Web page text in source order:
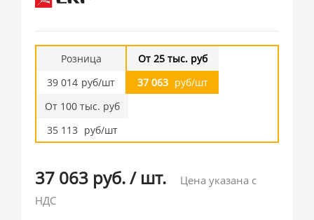
Розница
39 014 руб/шт
От 25 тыс. руб
37 063 руб/шт
От 100 тыс. руб
35 113 руб/шт
37 063 руб./ шт.
Цена указана с
НДС